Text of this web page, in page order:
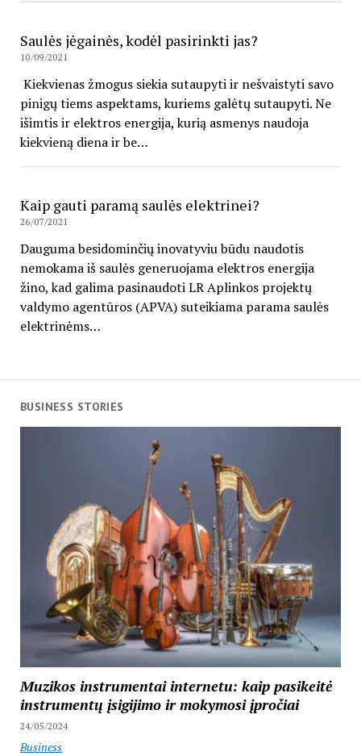
BUSINESS STORIES
Muzikos instrumentai internetu: kaip pasikeitė
instrumentų įsigijimo ir mokymosi įpročiai
24/05/2024
Business
Saulės jėgainės, kodėl pasirinkti jas?
10/09/2021
Kiekvienas žmogus siekia sutaupyti ir nešvaistyti savo
pinigų tiems aspektams, kuriems galėtų sutaupyti. Ne
išimtis ir elektros energija, kurią asmenys naudoja
kiekvieną diena ir be…
Kaip gauti paramą saulės elektrinei?
26/07/2021
Dauguma besidominčių inovatyviu būdu naudotis
nemokama iš saulės generuojama elektros energija
žino, kad galima pasinaudoti LR Aplinkos projektų
valdymo agentūros (APVA) suteikiama parama saulės
elektrinėms…